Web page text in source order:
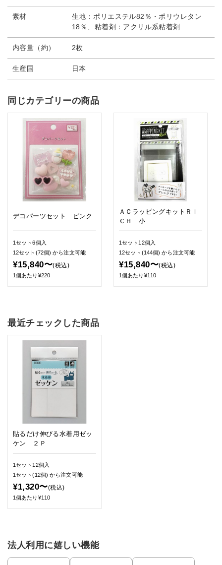
素材
生地：ポリエステル82％・ポリウレタン
18％、粘着剤：アクリル系粘着剤
内容量（約） 2枚
生産国 日本
同じカテゴリーの商品
デコパーツセット ピンク
1セット6個入
12セット(72個)から注文可能
¥15,840〜(税込)
1個あたり¥220
ＡＣラッピングキットＲＩ
ＣＨ 小
1セット12個入
12セット(144個)から注文可能
¥15,840〜(税込)
1個あたり¥110
最近チェックした商品
貼るだけ伸びる水着用ゼッ
ケン ２Ｐ
1セット12個入
1セット(12個)から注文可能
¥1,320〜(税込)
1個あたり¥110
法人利用に嬉しい機能